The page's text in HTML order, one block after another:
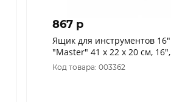
867 p
Ящик для инструментов 16"
"Master" 41 х 22 х 20 см, 16",
(шт.) 65-1-016
Код товара: 003362